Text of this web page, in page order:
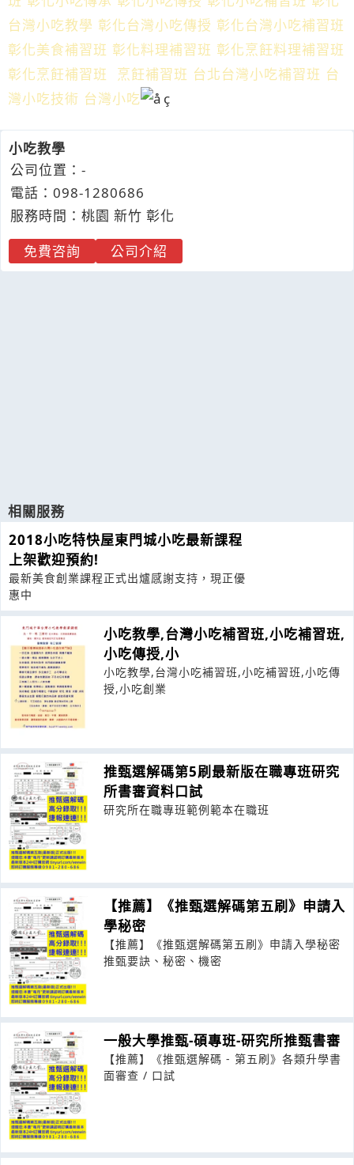
台灣小吃教學 彰化台灣小吃傳授 彰化台灣小吃補習班
彰化美食補習班 彰化料理補習班 彰化烹飪料理補習班
彰化烹飪補習班 烹飪補習班 台北台灣小吃補習班 台
灣小吃技術 台灣小吃
小吃教學
公司位置：-
電話： 098-1 280686
服務時間：桃園 新竹 彰化
免費咨詢
公司介紹
相關服務
2018小吃特快屋東門城小吃最新課程
上架歡迎預約!
最新美食創業課程正式出爐​感謝支持，現正優
惠中
小吃教學,台灣小吃補習班,小吃補習班,
小吃傳授,小
小吃教學,台灣小吃補習班,小吃補習班,小吃傳
授,小吃創業
推甄選解碼第5刷最新版在職專班研究
所書審資料口試
研究所在職專班範例範本在職班
【推薦】《推甄選解碼第五刷》申請入
學秘密
【推薦】《推甄選解碼第五刷》申請入學秘密
推甄要訣、秘密、機密
一般大學推甄-碩專班-研究所推甄書審
【推薦】《推甄選解碼 - 第五刷》各類升學書
面審查 / 口試